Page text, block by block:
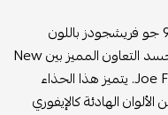
ارتقِ بإطلالتك الرياضية مع نيو بالانس 9060 جو فريشجودز باللون
الإيفوري الكريمي مع لمسات بينك، الذي يجسد التعاون المميز بين New
Balance والمصمم الشهير Joe Freshgoods. يتميز هذا الحذاء
الهادئة كالإيفوري